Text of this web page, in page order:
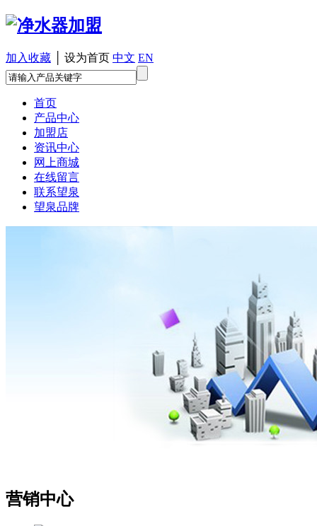
加入收藏 设为首页 中文 EN
首页
产品中心
加盟店
资讯中心
网上商城
在线留言
联系望泉
望泉品牌
营销中心